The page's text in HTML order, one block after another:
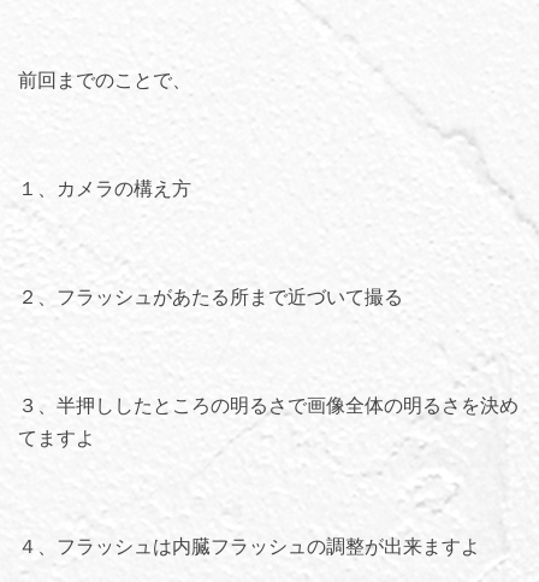
前回までのことで、
１、カメラの構え方
２、フラッシュがあたる所まで近づいて撮る
３、半押ししたところの明るさで画像全体の明るさを決め
てますよ
４、フラッシュは内臓フラッシュの調整が出来ますよ